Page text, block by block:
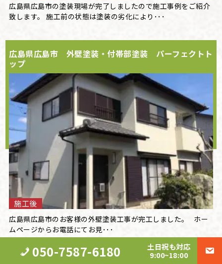
広島県広島市の塗装現場が完了しましたので施工事例をご紹介
致します。 施工前の状態は塗装の劣化により･･･
広島県広島市 外壁塗装・付帯部塗装 パーフェクトト
ップ
施工後
広島県広島市のお客様の外壁塗装工事が完工しました。 ホー
ムページからお電話にてお見･･･
050-7587-6180
土日祝も対応
9:00~18:00